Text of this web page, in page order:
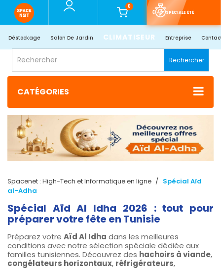
0
SPÉCIALE ÉTÉ
Déstockage Salon De Jardin CLIMATISEUR Entreprise
Rechercher
CATÉGORIES
Spacenet : High-Tech et Informatique en ligne
Spécial Aïd
al-Adha
Spécial Aïd Al Idha 2026 : tout pour
préparer votre fête en Tunisie
Préparez votre Aïd Al Idha dans les meilleures
conditions avec notre sélection spéciale dédiée aux
familles tunisiennes. Découvrez des hachoirs à viande,
congélateurs horizontaux, réfrigérateurs,